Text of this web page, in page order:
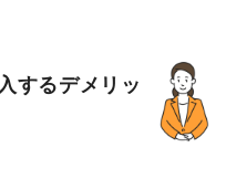
するデメリッ